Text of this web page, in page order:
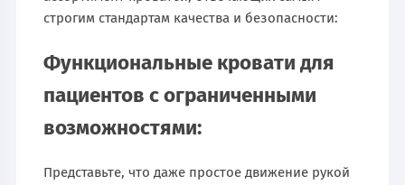
строгим стандартам качества и безопасности:
Функциональные кровати для
пациентов с ограниченными
возможностями:
Представьте, что даже простое движение рукой